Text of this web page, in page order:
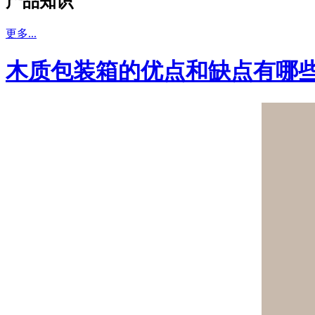
更多...
木质包装箱的优点和缺点有哪